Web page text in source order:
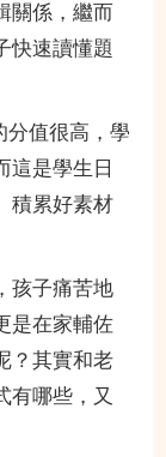
關係，繼而
快速讀懂題
分值很高，學
這是學生日
積累好素材
孩子痛苦地
是在家輔佐
？其實和老
有哪些，又